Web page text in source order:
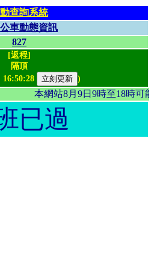
查詢系統
車動態資訊
827
[返程]
隔頂
16:50:28 )
本網站8月9日9時至18
已過